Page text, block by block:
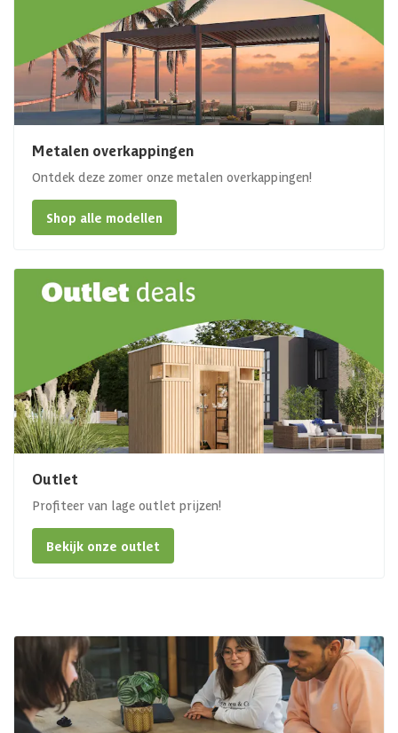
Metalen overkappingen
Ontdek deze zomer onze metalen overkappingen!
Shop alle modellen
Outlet
Profiteer van lage outlet prijzen!
Bekijk onze outlet